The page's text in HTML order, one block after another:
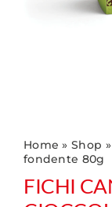
Home »Shop »
fondente 80g
FICHI